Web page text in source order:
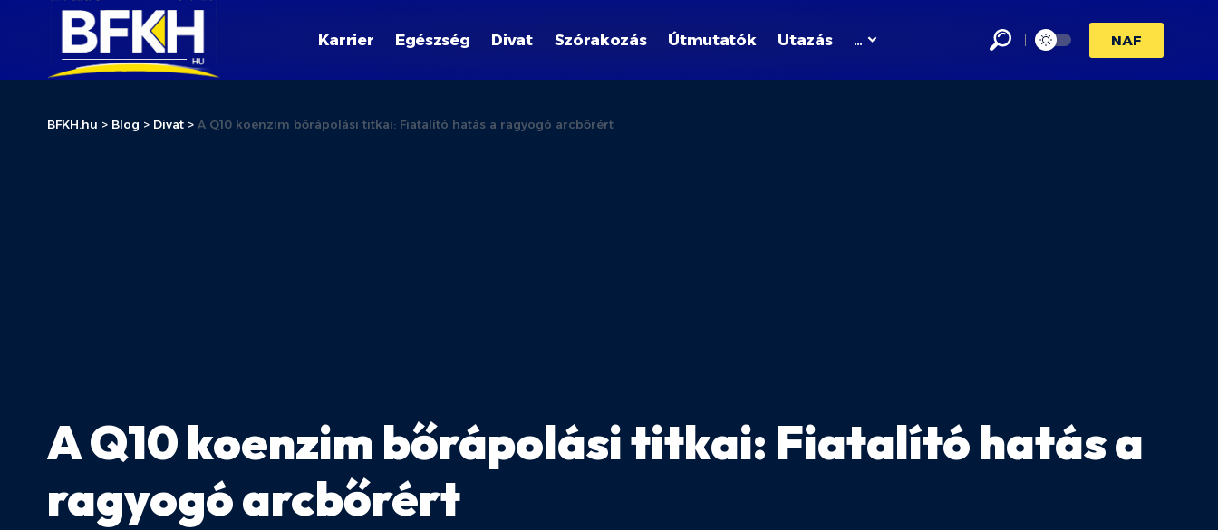
Karrier Egészség Divat Szórakozás Útmutatók Utazás … NAF
BFKH.hu > Blog > Divat > A Q10 koenzim bőrápolási titkai: Fiatalító hatás a ragyogó arcbőrért
A Q10 koenzim bőrápolási titkai: Fiatalító hatás a
ragyogó arcbőrért